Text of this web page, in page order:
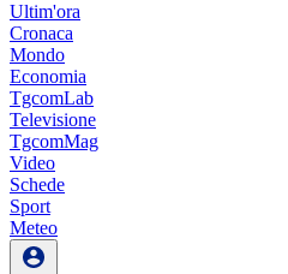
Ultim'ora
Cronaca
Mondo
Economia
TgcomLab
Televisione
TgcomMag
Video
Schede
Sport
Meteo